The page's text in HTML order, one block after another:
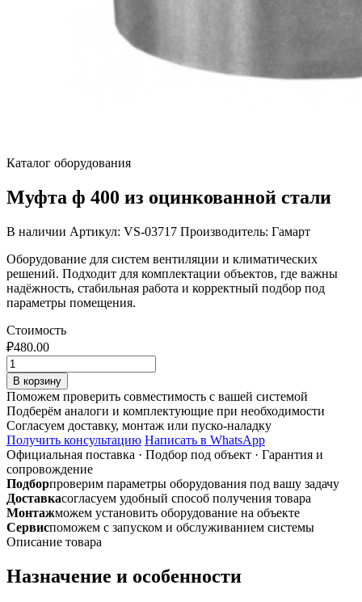
Каталог оборудования
Муфта ф 400 из оцинкованной стали
В наличии Артикул: VS-03717 Производитель: Гамарт
Оборудование для систем вентиляции и климатических
решений. Подходит для комплектации объектов, где важны
надёжность, стабильная работа и корректный подбор под
параметры помещения.
Стоимость
₽480.00
Количество
товара
Муфта
ф
400
из
оцинкованной
стали
В корзину
Поможем проверить совместимость с вашей системой
Подберём аналоги и комплектующие при необходимости
Согласуем доставку, монтаж или пуско-наладку
Получить консультацию Написать в WhatsApp
Официальная поставка · Подбор под объект · Гарантия и
сопровождение
Подборпроверим параметры оборудования под вашу задачу
Доставкасогласуем удобный способ получения товара
Монтажможем установить оборудование на объекте
Сервиспоможем с запуском и обслуживанием системы
Описание товара
Назначение и особенности